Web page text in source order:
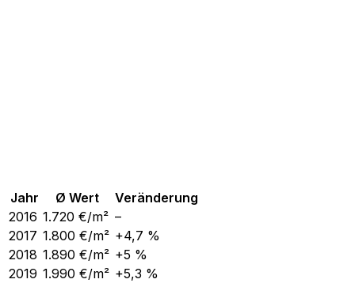
Jahr Ø Wert
Veränderung
2016 1.720 €/m² –
2017 1.800 €/m² +4,7 %
2018 1.890 €/m² +5 %
2019 1.990 €/m² +5,3 %